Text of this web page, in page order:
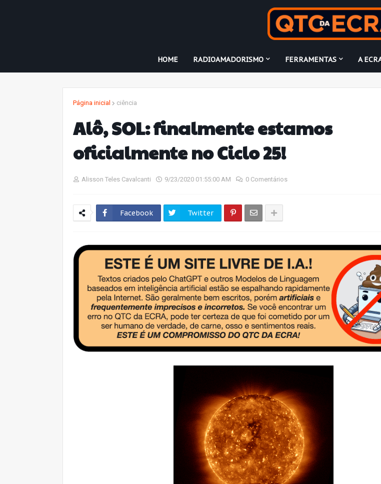
HOME RADIOAMADORISMO FERRAMENTAS A
Página inicial ciência
Alô, SOL: finalmente estamos
oficialmente no Ciclo 25!
Alisson Teles Cavalcanti 9/23/2020 01:55:00 AM 0 Comentários
Facebook Twitter